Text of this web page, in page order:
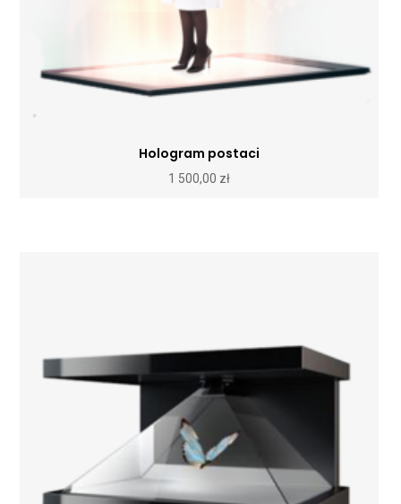
Hologram postaci
1 500,00 zł